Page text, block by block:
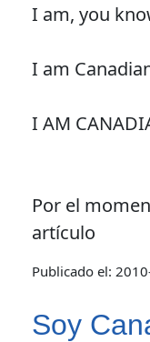
I am, you
I am
I AM
Por el
artículo
Publicado el:
Soy